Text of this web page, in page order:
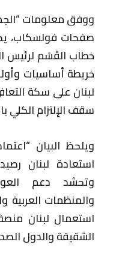
صفحات فولسكاب،
خطاب القَسَم لرئيس
خريطة أساسيات
لبنان على سكة
سقف الإلتزام الكلي
ويلحظ البيان
استعادة لبنان
وتحشد دعم
والمنظمات العربية
استعمال لبنان
الشقيقة والدول